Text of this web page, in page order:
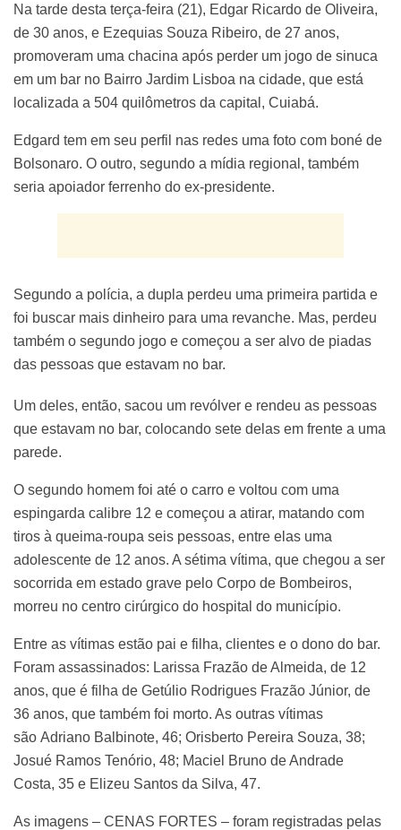
Na tarde desta terça-feira (21), Edgar Ricardo de Oliveira,
de 30 anos, e Ezequias Souza Ribeiro, de 27 anos,
promoveram uma chacina após perder um jogo de sinuca
em um bar no Bairro Jardim Lisboa na cidade, que está
localizada a 504 quilômetros da capital, Cuiabá.
Edgard tem em seu perfil nas redes uma foto com boné de
Bolsonaro. O outro, segundo a mídia regional, também
seria apoiador ferrenho do ex-presidente.
Segundo a polícia, a dupla perdeu uma primeira partida e
foi buscar mais dinheiro para uma revanche. Mas, perdeu
também o segundo jogo e começou a ser alvo de piadas
das pessoas que estavam no bar.
Um deles, então, sacou um revólver e rendeu as pessoas
que estavam no bar, colocando sete delas em frente a uma
parede.
O segundo homem foi até o carro e voltou com uma
espingarda calibre 12 e começou a atirar, matando com
tiros à queima-roupa seis pessoas, entre elas uma
adolescente de 12 anos. A sétima vítima, que chegou a ser
socorrida em estado grave pelo Corpo de Bombeiros,
morreu no centro cirúrgico do hospital do município.
Entre as vítimas estão pai e filha, clientes e o dono do bar.
Foram assassinados: Larissa Frazão de Almeida, de 12
anos, que é filha de Getúlio Rodrigues Frazão Júnior, de
36 anos, que também foi morto. As outras vítimas
são Adriano Balbinote, 46; Orisberto Pereira Souza, 38;
Josué Ramos Tenório, 48; Maciel Bruno de Andrade
Costa, 35 e Elizeu Santos da Silva, 47.
As imagens – CENAS FORTES – foram registradas pelas